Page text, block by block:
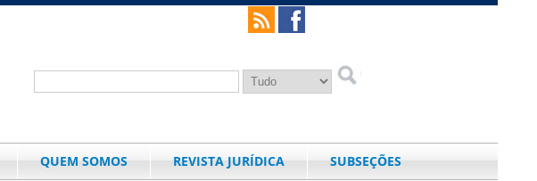
QUEM SOMOS REVISTA JURÍDICA SUBSEÇÕES